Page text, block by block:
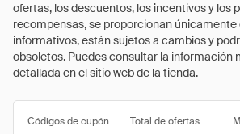
ofertas, los descuentos, los incentivos y los
recompensas, se proporcionan únicamente
informativos, están sujetos a cambios y
obsoletos. Puedes consultar la información
detallada en el sitio web de la tienda.
Códigos de cupón Total de ofertas